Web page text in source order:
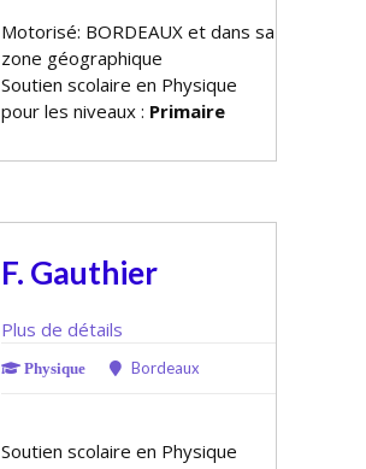
Motorisé: BORDEAUX et dans sa
zone géographique
Soutien scolaire en Physique
pour les niveaux : Primaire
F. Gauthier
Plus de détails
Physique Bordeaux
Soutien scolaire en Physique